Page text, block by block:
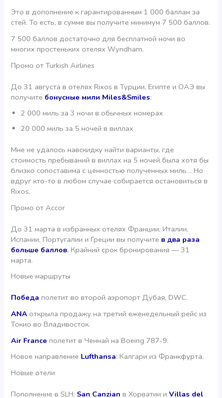
Это в дополнение к гарантированным 1 000 баллам за
стей. То есть, в сумме вы получите минимум 7 500 баллов.
7 500 баллов достаточно для бесплатной ночи во
многих простеньких отелях Wyndham.
Промо от Turkish Airlines
До 31 августа в отелях Rixos в Турции, Египте и ОАЭ вы
получите бонусные мили Miles&Smiles:
2 000 миль за 3 ночи в обычных номерах
20 000 миль за 5 ночей в виллах
Мне не удалось навскидку найти варианты, где
стоимость пребываний в виллах на 5 ночей была хотя бы
близко сопоставима с ценностью полученных миль… Но
вдруг кто-то в любом случае собирается остановиться в
Rixos.
Промо от Accor
До 31 марта в избранных отелях Франции, Италии,
Испании, Португалии и Греции вы получите в два раза
больше баллов.Крайний срок бронирования — 31
марта.
Новые маршруты
Победа полетит во второй аэропорт Дубая, DWC.
ANA открыла продажу на третий еженедельный рейс из
Токио во Владивосток.
Air France полетит в Ченнай на Boeing 787-9.
Новое направление Lufthansa: Калгари из Франкфурта.
Новые отели
Пополнение в SLH: San Canzian в Хорватии иVillas del